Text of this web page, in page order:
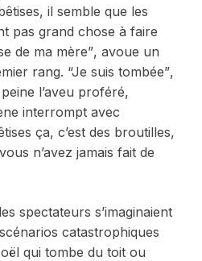
il semble que les
pas grand chose à faire
de ma mère”, avoue un
rang. “Je suis tombée”,
l’aveu proféré,
interrompt avec
ça, c’est des broutilles,
vous n’avez jamais fait de
spectateurs s’imaginaient
catastrophiques
qui tombe du toit ou